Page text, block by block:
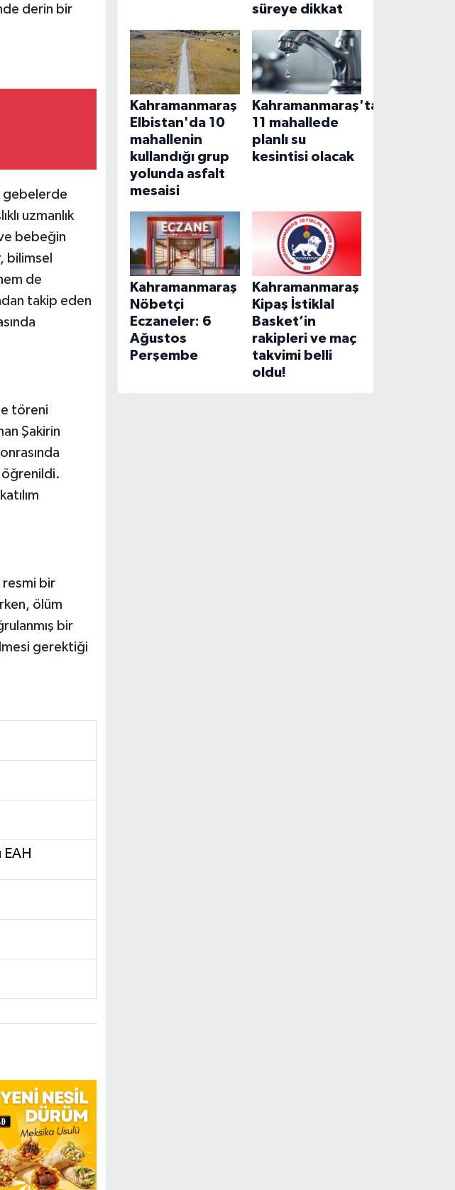
derin bir
gebelerde
uzmanlık
bebeğin
bilimsel
de
takip eden
töreni
Şakirin
öğrenildi.
resmi bir
ölüm
bir
gerektiği
EAH
süreye dikkat
Kahramanmaraş
Elbistan'da 10
mahallenin
kullandığı grup
yolunda asfalt
mesaisi
Kahramanmaraş'ta
11 mahallede
planlı su
kesintisi olacak
Kahramanmaraş
Nöbetçi
Eczaneler: 6
Ağustos
Perşembe
Kahramanmaraş
Kipaş İstiklal
Basket’in
rakipleri ve maç
takvimi belli
oldu!